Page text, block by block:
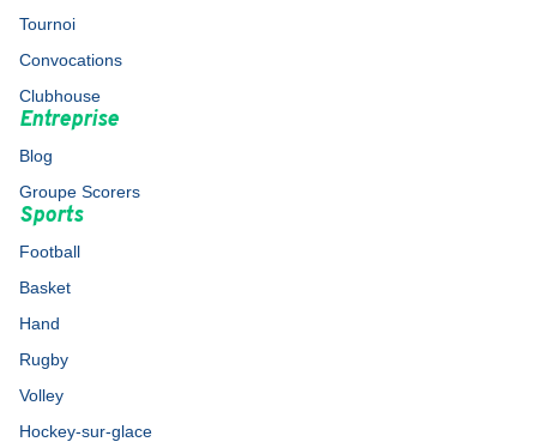
Tournoi
Convocations
Clubhouse
Entreprise
Blog
Groupe Scorers
Sports
Football
Basket
Hand
Rugby
Volley
Hockey-sur-glace